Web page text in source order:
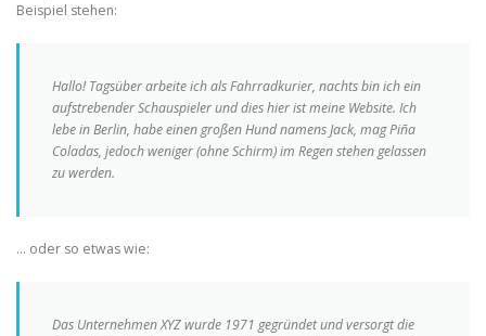
Beispiel stehen:
Hallo! Tagsüber arbeite ich als Fahrradkurier, nachts bin ich ein
aufstrebender Schauspieler und dies hier ist meine Website. Ich
lebe in Berlin, habe einen großen Hund namens Jack, mag Piña
Coladas, jedoch weniger (ohne Schirm) im Regen stehen gelassen
zu werden.
… oder so etwas wie:
Das Unternehmen XYZ wurde 1971 gegründet und versorgt die